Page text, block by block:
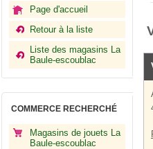
Page d'accueil
Retour à la liste
Liste des magasins La
Baule-escoublac
COMMERCE RECHERCHÉ
Magasins de jouets La
Baule-escoublac